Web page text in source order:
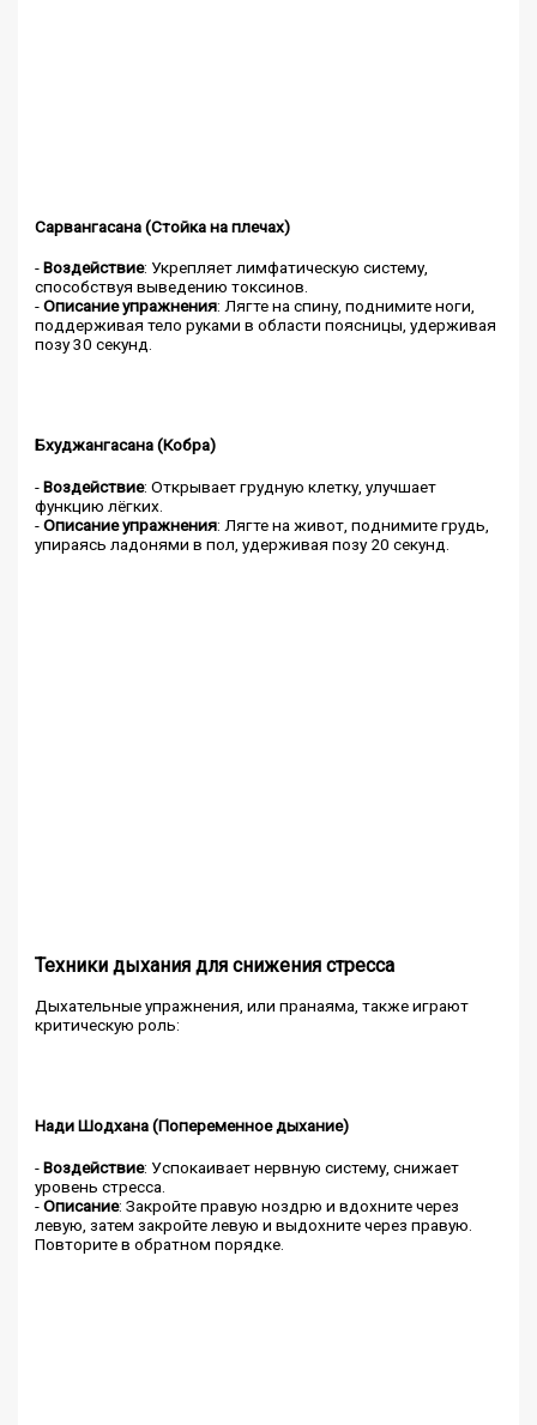
Сарвангасана (Стойка на плечах)
-Воздействие: Укрепляет лимфатическую систему,
способствуя выведению токсинов.
-Описание упражнения: Лягте на спину, поднимите ноги,
поддерживая тело руками в области поясницы, удерживая
позу 30 секунд.
Бхуджангасана (Кобра)
-Воздействие: Открывает грудную клетку, улучшает
функцию лёгких.
-Описание упражнения: Лягте на живот, поднимите грудь,
упираясь ладонями в пол, удерживая позу 20 секунд.
Техники дыхания для снижения стресса
Дыхательные упражнения, или пранаяма, также играют
критическую роль:
Нади Шодхана (Попеременное дыхание)
-Воздействие: Успокаивает нервную систему, снижает
уровень стресса.
-Описание: Закройте правую ноздрю и вдохните через
левую, затем закройте левую и выдохните через правую.
Повторите в обратном порядке.